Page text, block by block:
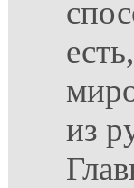
из